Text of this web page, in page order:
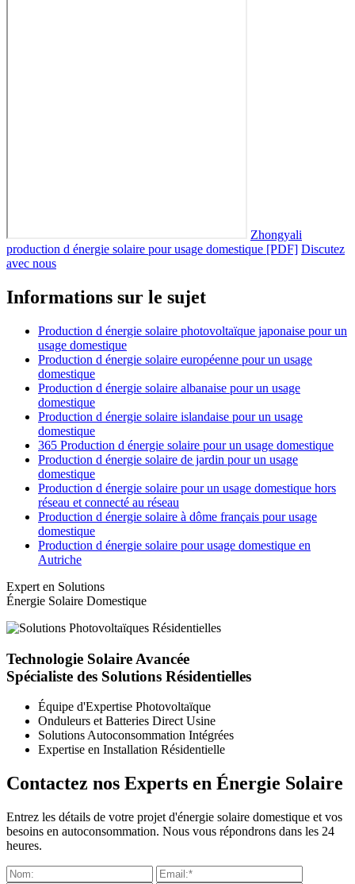
Zhongyali
production d énergie solaire pour usage domestique [PDF] Discutez
avec nous
Informations sur le sujet
Production d énergie solaire photovoltaïque japonaise pour un
usage domestique
Production d énergie solaire européenne pour un usage
domestique
Production d énergie solaire albanaise pour un usage
domestique
Production d énergie solaire islandaise pour un usage
domestique
365 Production d énergie solaire pour un usage domestique
Production d énergie solaire de jardin pour un usage
domestique
Production d énergie solaire pour un usage domestique hors
réseau et connecté au réseau
Production d énergie solaire à dôme français pour usage
domestique
Production d énergie solaire pour usage domestique en
Autriche
Expert en Solutions
Énergie Solaire Domestique
Technologie Solaire Avancée
Spécialiste des Solutions Résidentielles
Équipe d'Expertise Photovoltaïque
Onduleurs et Batteries Direct Usine
Solutions Autoconsommation Intégrées
Expertise en Installation Résidentielle
Contactez nos Experts en Énergie Solaire
Entrez les détails de votre projet d'énergie solaire domestique et vos
besoins en autoconsommation. Nous vous répondrons dans les 24
heures.